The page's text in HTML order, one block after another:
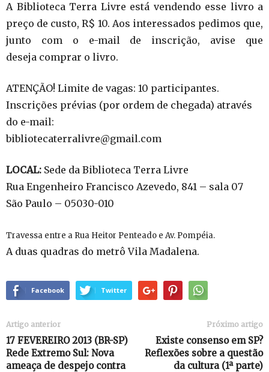
A Biblioteca Terra Livre está vendendo esse livro a
preço de custo, R$ 10. Aos interessados pedimos que,
junto com o e-mail de inscrição, avise que
deseja comprar o livro.
ATENÇÃO! Limite de vagas: 10 participantes.
Inscrições prévias (por ordem de chegada) através
do e-mail:
bibliotecaterralivre@gmail.com
LOCAL: Sede da Biblioteca Terra Livre
Rua Engenheiro Francisco Azevedo, 841 – sala 07
São Paulo – 05030-010
Travessa entre a Rua Heitor Penteado e Av. Pompéia.
A duas quadras do metrô Vila Madalena.
Facebook Twitter
Artigo anterior
17 FEVEREIRO 2013 (BR-SP)
Rede Extremo Sul: Nova
ameaça de despejo contra
Próximo artigo
Existe consenso em SP?
Reflexões sobre a questão
da cultura (1ª parte)